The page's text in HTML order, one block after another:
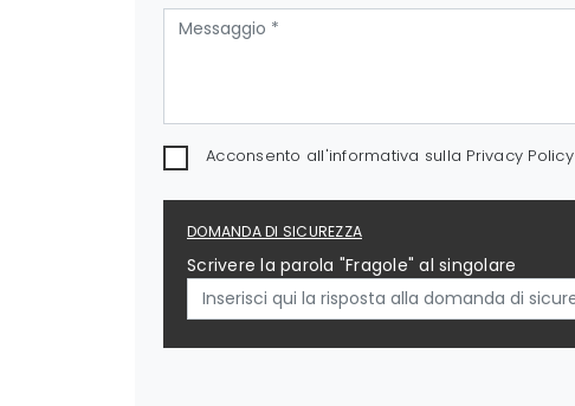
Acconsento all'informativa sulla Privacy Policy
DOMANDA DI SICUREZZA
Scrivere la parola "Fragole" al singolare